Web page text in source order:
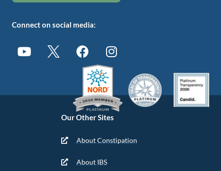
Our Other Sites
About Constipation
About IBS
Connect on social media: